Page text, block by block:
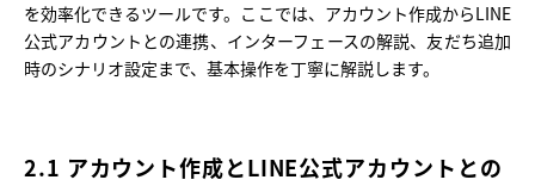
を効率化できるツールです。ここでは、アカウント作成からLINE
公式アカウントとの連携、インターフェースの解説、友だち追加
時のシナリオ設定まで、基本操作を丁寧に解説します。
2.1 アカウント作成とLINE公式アカウントとの